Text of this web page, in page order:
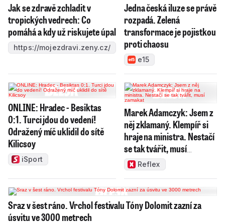
Jak se zdravě zchladit v
tropických vedrech: Co
pomáhá a kdy už riskujete úpal
https://mojezdravi.zeny.cz/
Jedna česká iluze se právě
rozpadá. Zelená
transformace je pojistkou
proti chaosu
e15
ONLINE: Hradec - Besiktas
0:1. Turci jdou do vedení!
Odražený míč uklidil do sítě
Kilicsoy
iSport
Marek Adamczyk: Jsem z
něj zklamaný. Klempíř si
hraje na ministra. Nestačí
se tak tvářit, musí
zamakat
Reflex
Sraz v šest ráno. Vrchol festivalu Tóny Dolomit zazní za
úsvitu ve 3000 metrech